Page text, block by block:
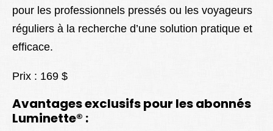
pour les professionnels pressés ou les voyageurs
réguliers à la recherche d’une solution pratique et
efficace.
Prix : 169 $
Avantages exclusifs pour les abonnés
Luminette® :